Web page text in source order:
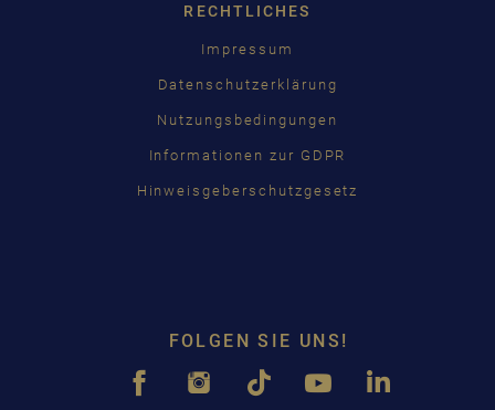
RECHTLICHES
Impressum
Datenschutzerklärung
Nutzungsbedingungen
Informationen zur GDPR
Hinweisgeberschutzgesetz
FOLGEN SIE UNS!